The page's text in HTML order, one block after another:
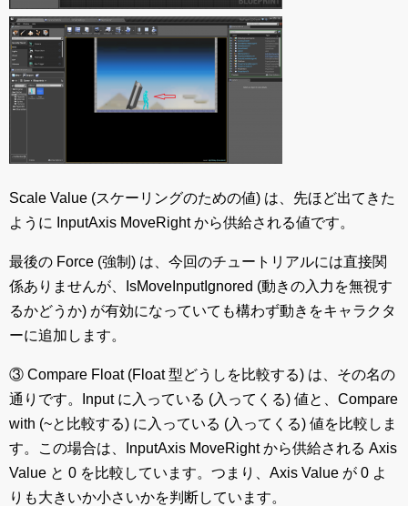
Scale Value (スケーリングのための値) は、先ほど出てきた
ように InputAxis MoveRight から供給される値です。
最後の Force (強制) は、今回のチュートリアルには直接関
係ありませんが、IsMoveInputIgnored (動きの入力を無視す
るかどうか) が有効になっていても構わず動きをキャラクタ
ーに追加します。
③ Compare Float (Float 型どうしを比較する) は、その名の
通りです。Input に入っている (入ってくる) 値と、Compare
with (~と比較する) に入っている (入ってくる) 値を比較しま
す。この場合は、InputAxis MoveRight から供給される Axis
Value と 0 を比較しています。つまり、Axis Value が 0 よ
りも大きいか小さいかを判断しています。